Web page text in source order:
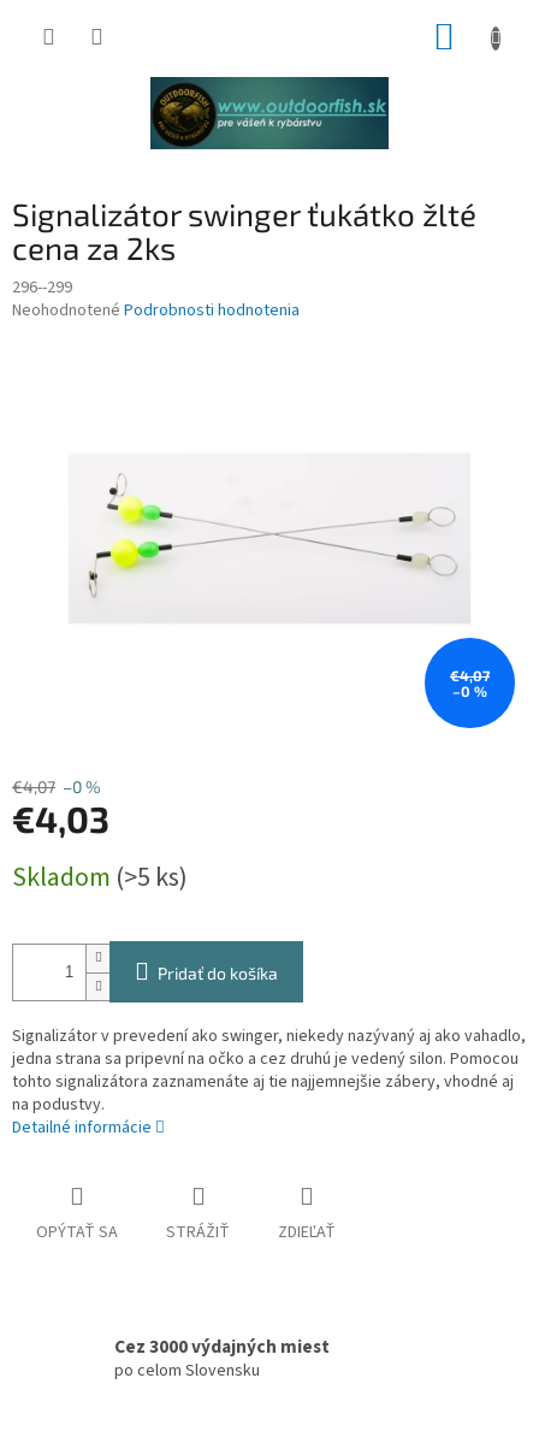
Signalizátor swinger ťukátko žlté
cena za 2ks
296--299
Priemerné
Neohodnotené Podrobnosti hodnotenia
€4,07
–0 %
€4,07 –0 %
€4,03
cena:
Skladom (>5 ks)
Pridať do košíka
Signalizátor v prevedení ako swinger, niekedy nazývaný aj ako vahadlo,
jedna strana sa pripevní na očko a cez druhú je vedený silon. Pomocou
tohto signalizátora zaznamenáte aj tie najjemnejšie zábery, vhodné aj
na podustvy.
Detailné informácie
OPÝTAŤ SA STRÁŽIŤ ZDIEĽAŤ
Cez 3000 výdajných miest
po celom Slovensku